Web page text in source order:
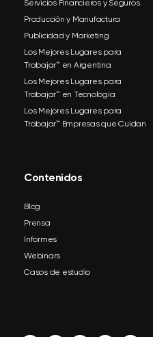
Servicios Financieros y Seguros
Producción y Manufactura
Publicidad y Marketing
Los Mejores Lugares para
Trabajar™ en Argentina
Los Mejores Lugares para
Trabajar™ en Tecnología
Los Mejores Lugares para
Trabajar™ Empresas que Cuidan
Contenidos
Blog
Prensa
Informes
Webinars
Casos de estudio